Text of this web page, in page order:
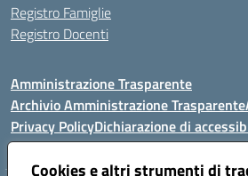
Cookies e altri strumenti di
Registro Famiglie
Registro Docenti
Amministrazione Trasparente
Archivio Amministrazione Trasparente
Privacy PolicyDichiarazione di